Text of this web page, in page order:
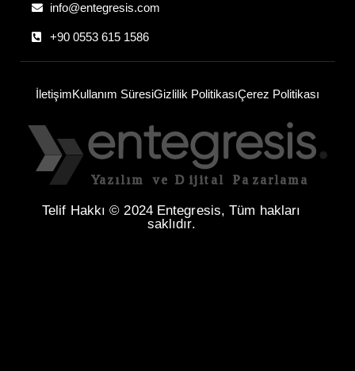
info@entegresis.com
+90 0553 615 1586
İletişimKullanım SüresiGizlilik PolitikasıÇerez Politikası
Telif Hakkı © 2024 Entegresis, Tüm hakları
saklıdır.